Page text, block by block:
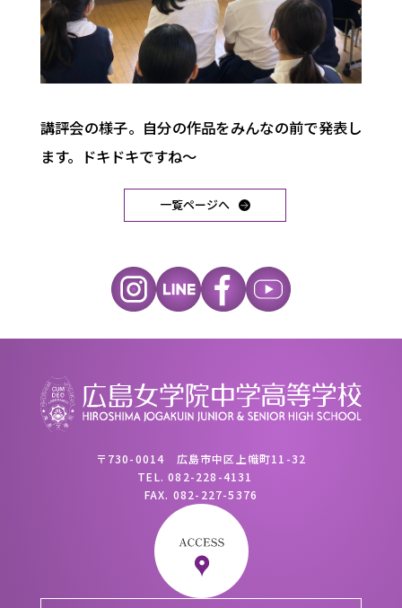
講評会の様子。自分の作品をみんなの前で発表し
ます。ドキドキですね～
一覧ページへ
〒730-0014 広島市中区上幟町11-32
TEL.082-228-4131
FAX. 082-227-5376